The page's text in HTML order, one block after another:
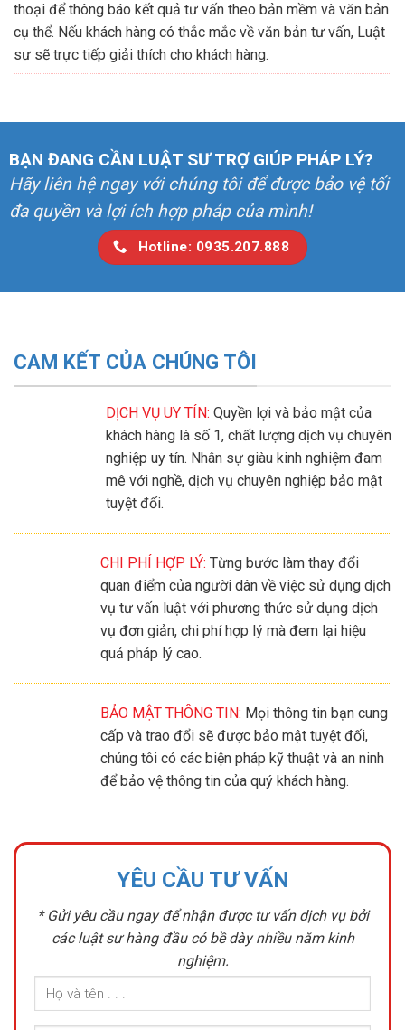
thoại để thông báo kết quả tư vấn theo bản mềm và văn bản
cụ thể. Nếu khách hàng có thắc mắc về văn bản tư vấn, Luật
sư sẽ trực tiếp giải thích cho khách hàng.
BẠN ĐANG CẦN LUẬT SƯ TRỢ GIÚP PHÁP LÝ?
Hãy liên hệ ngay với chúng tôi để được bảo vệ tối
đa quyền và lợi ích hợp pháp của mình!
Hotline: 0935.207.888
CAM KẾT CỦA CHÚNG TÔI
DỊCH VỤ UY TÍN: Quyền lợi và bảo mật của
khách hàng là số 1, chất lượng dịch vụ chuyên
nghiệp uy tín. Nhân sự giàu kinh nghiệm đam
mê với nghề, dịch vụ chuyên nghiệp bảo mật
tuyệt đối.
CHI PHÍ HỢP LÝ: Từng bước làm thay đổi
quan điểm của người dân về việc sử dụng dịch
vụ tư vấn luật với phương thức sử dụng dịch
vụ đơn giản, chi phí hợp lý mà đem lại hiệu
quả pháp lý cao.
BẢO MẬT THÔNG TIN: Mọi thông tin bạn cung
cấp và trao đổi sẽ được bảo mật tuyệt đối,
chúng tôi có các biện pháp kỹ thuật và an ninh
để bảo vệ thông tin của quý khách hàng.
YÊU CẦU TƯ VẤN
* Gửi yêu cầu ngay để nhận được tư vấn dịch vụ bởi
các luật sư hàng đầu có bề dày nhiều năm kinh
nghiệm.